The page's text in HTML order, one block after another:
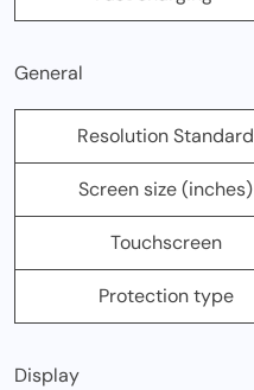
General
Resolution Standard
Screen size (inches)
Touchscreen
Protection type
Display